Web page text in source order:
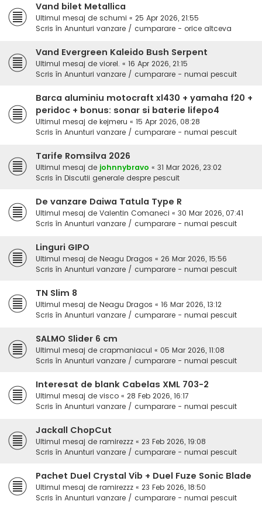
Vand bilet Metallica
Ultimul mesaj de schumi « 25 Apr 2026, 21:55
Scris în Anunturi vanzare / cumparare - orice altceva
Vand Evergreen Kaleido Bush Serpent
Ultimul mesaj de viorel. « 16 Apr 2026, 21:15
Scris în Anunturi vanzare / cumparare - numai pescuit
Barca aluminiu motocraft xl430 + yamaha f20 +
peridoc + bonus: sonar si baterie lifepo4
Ultimul mesaj de kejmeru « 15 Apr 2026, 08:28
Scris în Anunturi vanzare / cumparare - numai pescuit
Tarife Romsilva 2026
Ultimul mesaj de johnnybravo « 31 Mar 2026, 23:02
Scris în Discutii generale despre pescuit
De vanzare Daiwa Tatula Type R
Ultimul mesaj de Valentin Comaneci « 30 Mar 2026, 07:41
Scris în Anunturi vanzare / cumparare - numai pescuit
Linguri GIPO
Ultimul mesaj de Neagu Dragos « 26 Mar 2026, 15:56
Scris în Anunturi vanzare / cumparare - numai pescuit
TN Slim 8
Ultimul mesaj de Neagu Dragos « 16 Mar 2026, 13:12
Scris în Anunturi vanzare / cumparare - numai pescuit
SALMO Slider 6 cm
Ultimul mesaj de crapmaniacul « 05 Mar 2026, 11:08
Scris în Anunturi vanzare / cumparare - numai pescuit
Interesat de blank Cabelas XML 703-2
Ultimul mesaj de visco « 28 Feb 2026, 16:17
Scris în Anunturi vanzare / cumparare - numai pescuit
Jackall ChopCut
Ultimul mesaj de ramirezzz « 23 Feb 2026, 19:08
Scris în Anunturi vanzare / cumparare - numai pescuit
Pachet Duel Crystal Vib + Duel Fuze Sonic Blade
Ultimul mesaj de ramirezzz « 23 Feb 2026, 18:50
Scris în Anunturi vanzare / cumparare - numai pescuit